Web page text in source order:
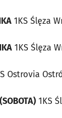
1KS Ślęza
1KS Ślęza
Ostrovia
1KS